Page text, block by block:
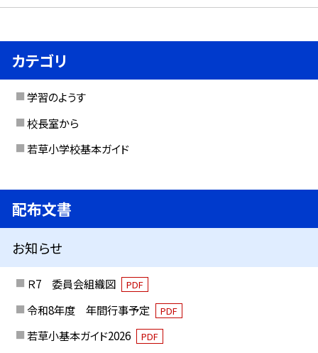
カテゴリ
学習のようす
校長室から
若草小学校基本ガイド
配布文書
お知らせ
Ｒ7 委員会組織図 PDF
令和8年度 年間行事予定 PDF
若草小基本ガイド2026 PDF